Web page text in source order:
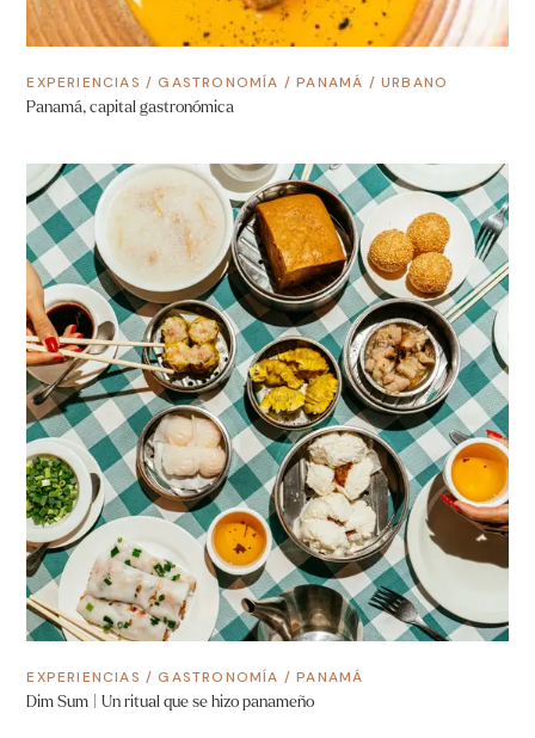
EXPERIENCIAS /GASTRONOMÍA /PANAMÁ /URBANO
Panamá, capital gastronómica
EXPERIENCIAS /GASTRONOMÍA /PANAMÁ
Dim Sum | Un ritual que se hizo panameño